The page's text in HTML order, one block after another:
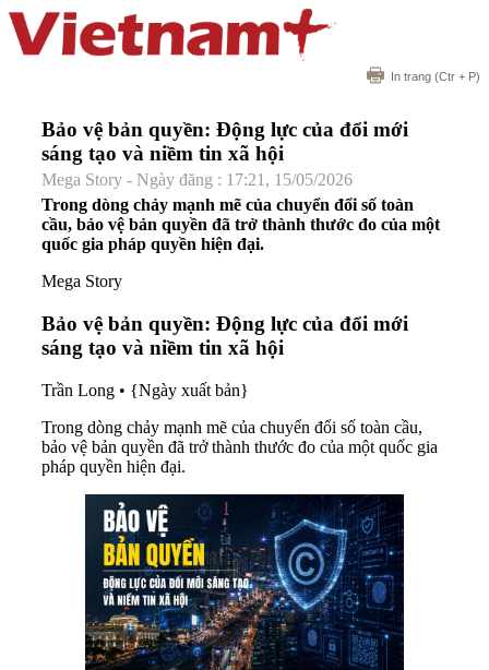
In trang (Ctr + P)
Bảo vệ bản quyền: Động lực của đổi mới
sáng tạo và niềm tin xã hội
Mega Story - Ngày đăng : 17:21, 15/05/2026
Trong dòng chảy mạnh mẽ của chuyển đổi số toàn
cầu, bảo vệ bản quyền đã trở thành thước đo của một
quốc gia pháp quyền hiện đại.
Mega Story
Bảo vệ bản quyền: Động lực của đổi mới
sáng tạo và niềm tin xã hội
Trần Long • {Ngày xuất bản}
Trong dòng chảy mạnh mẽ của chuyển đổi số toàn cầu,
bảo vệ bản quyền đã trở thành thước đo của một quốc gia
pháp quyền hiện đại.